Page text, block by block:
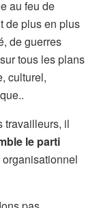
au feu de
de plus en plus
de guerres
tous les plans
culturel,
travailleurs, il
le parti